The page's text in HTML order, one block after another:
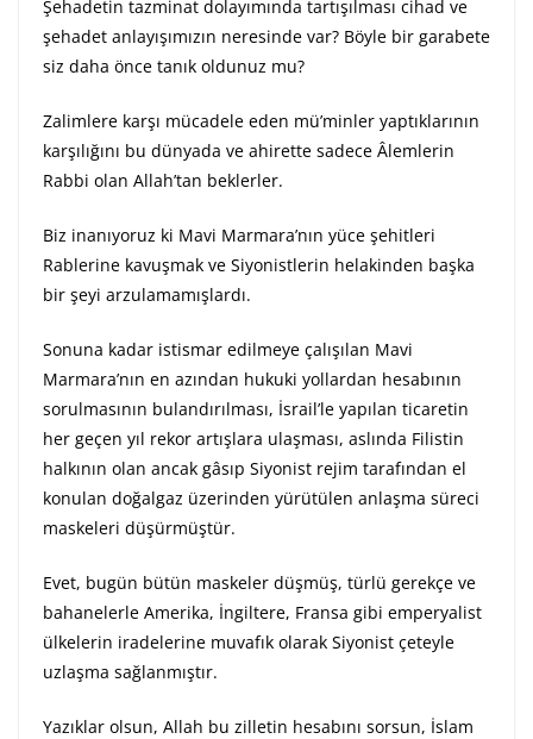
Şehadetin tazminat dolayımında tartışılması cihad ve
şehadet anlayışımızın neresinde var? Böyle bir garabete
siz daha önce tanık oldunuz mu?
Zalimlere karşı mücadele eden mü’minler yaptıklarının
karşılığını bu dünyada ve ahirette sadece Âlemlerin
Rabbi olan Allah’tan beklerler.
Biz inanıyoruz ki Mavi Marmara’nın yüce şehitleri
Rablerine kavuşmak ve Siyonistlerin helakinden başka
bir şeyi arzulamamışlardı.
Sonuna kadar istismar edilmeye çalışılan Mavi
Marmara’nın en azından hukuki yollardan hesabının
sorulmasının bulandırılması, İsrail’le yapılan ticaretin
her geçen yıl rekor artışlara ulaşması, aslında Filistin
halkının olan ancak gâsıp Siyonist rejim tarafından el
konulan doğalgaz üzerinden yürütülen anlaşma süreci
maskeleri düşürmüştür.
Evet, bugün bütün maskeler düşmüş, türlü gerekçe ve
bahanelerle Amerika, İngiltere, Fransa gibi emperyalist
ülkelerin iradelerine muvafık olarak Siyonist çeteyle
uzlaşma sağlanmıştır.
Yazıklar olsun, Allah bu zilletin hesabını sorsun, İslam